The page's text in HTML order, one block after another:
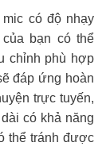
có độ nhạy
bạn có thể
chỉnh phù hợp
đáp ứng hoàn
trực tuyến,
có khả năng
thể tránh được